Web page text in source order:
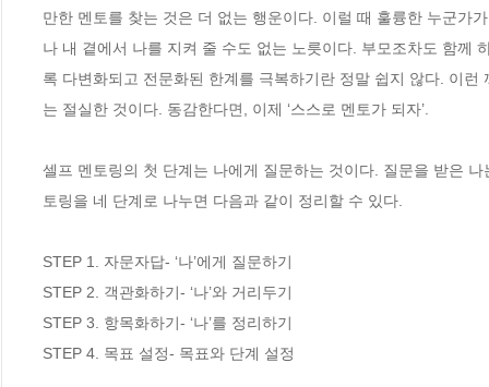
만한 멘토를 찾는 것은 더 없는 행운이다. 이럴 때 훌륭한 누군가
나 내 곁에서 나를 지켜 줄 수도 없는 노릇이다. 부모조차도 함께
록 다변화되고 전문화된 한계를 극복하기란 정말 쉽지 않다. 이
는 절실한 것이다. 동감한다면, 이제 ‘스스로 멘토가 되자’.
셀프 멘토링의 첫 단계는 나에게 질문하는 것이다. 질문을 받은
토링을 네 단계로 나누면 다음과 같이 정리할 수 있다.
STEP 1. 자문자답- ‘나’에게 질문하기
STEP 2. 객관화하기- ‘나’와 거리두기
STEP 3. 항목화하기- ‘나’를 정리하기
STEP 4. 목표 설정- 목표와 단계 설정